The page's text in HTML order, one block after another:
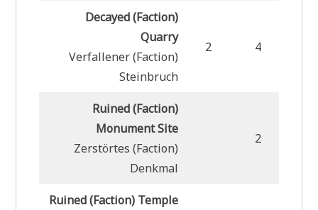
Decayed (Faction)
Quarry
Verfallener (Faction)
Steinbruch
2 4
Ruined (Faction)
Monument Site
Zerstörtes (Faction)
Denkmal
2
Ruined (Faction) Temple